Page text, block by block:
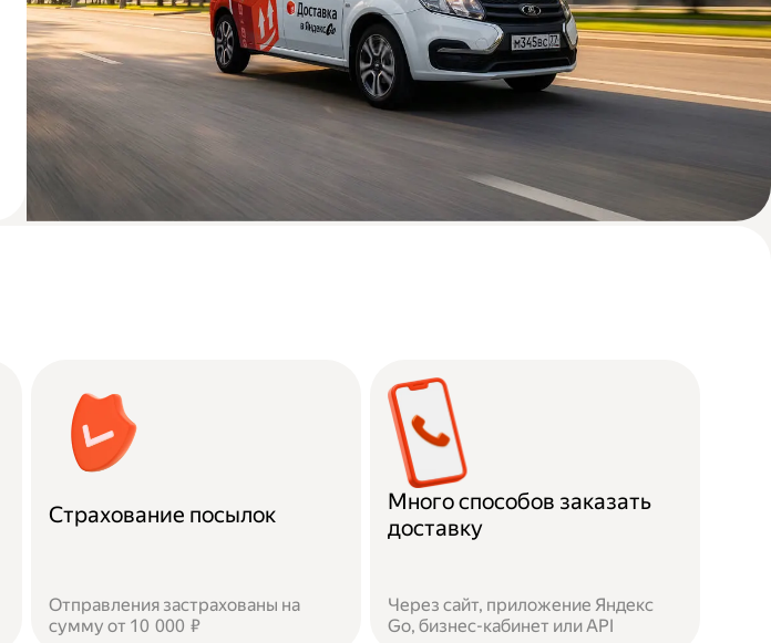
Страхование посылок
Отправления застрахованы на
сумму от 10 000 ₽
Много способов заказать
доставку
Через сайт, приложение Яндекс
Go, бизнес-кабинет или API